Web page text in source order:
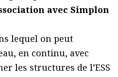
avec Simplon
lequel on peut
en continu, avec
les structures de l’ESS